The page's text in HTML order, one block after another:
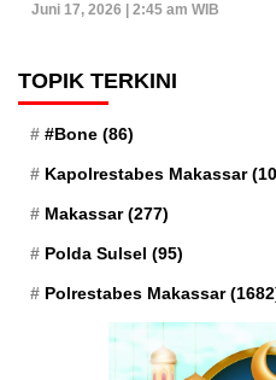
Juni 17, 2026 | 2:45 am WIB
TOPIK TERKINI
#Bone (86)
Kapolrestabes Makassar
Makassar(277)
Polda Sulsel (95)
Polrestabes Makassar